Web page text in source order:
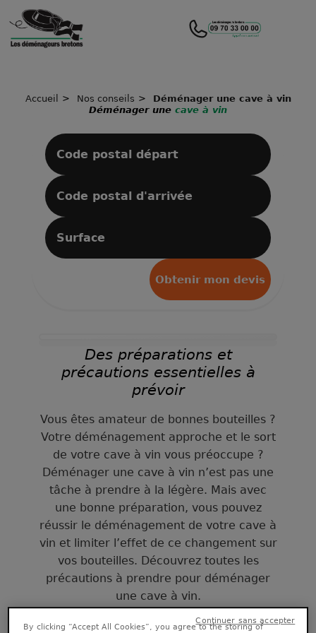
Accueil Nos conseils
Déménager une cave à vin
Déménager une cave à vin
Obtenir mon devis
Des préparations et
précautions essentielles à
prévoir
Vous êtes amateur de bonnes bouteilles ?
Votre déménagement approche et le sort
de votre cave à vin vous préoccupe ?
Déménager une cave à vin n’est pas une
tâche à prendre à la légère. Mais avec
une bonne préparation, vous pouvez
réussir le déménagement de votre cave à
vin et limiter l’effet de ce changement sur
vos bouteilles. Découvrez toutes les
précautions à prendre pour déménager
une cave à vin.
Avant le déménagement
By clicking “Accept All Cookies”, you agree to the storing of